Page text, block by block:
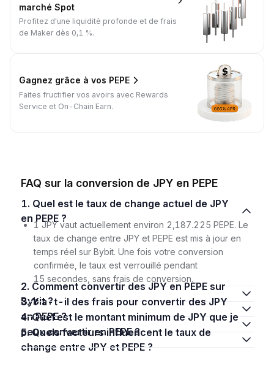
marché Spot
Profitez d'une liquidité profonde et de frais
de Maker dès 0,1 %.
Gagnez grâce à vos PEPE
Faites fructifier vos avoirs avec Rewards
Service et On-Chain Earn.
FAQ sur la conversion de JPY en PEPE
1. Quel est le taux de change actuel de JPY
en PEPE ?
1 JPY vaut actuellement environ 2,187.225 PEPE. Le
taux de change entre JPY et PEPE est mis à jour en
temps réel sur Bybit. Une fois votre conversion
confirmée, le taux est verrouillé pendant
15 secondes, sans frais de conversion.
2. Comment convertir des JPY en PEPE sur
Bybit ?
3. Y a-t-il des frais pour convertir des JPY
en PEPE ?
4. Quel est le montant minimum de JPY que je
peux convertir en PEPE ?
5. Quels facteurs influencent le taux de
change entre JPY et PEPE ?